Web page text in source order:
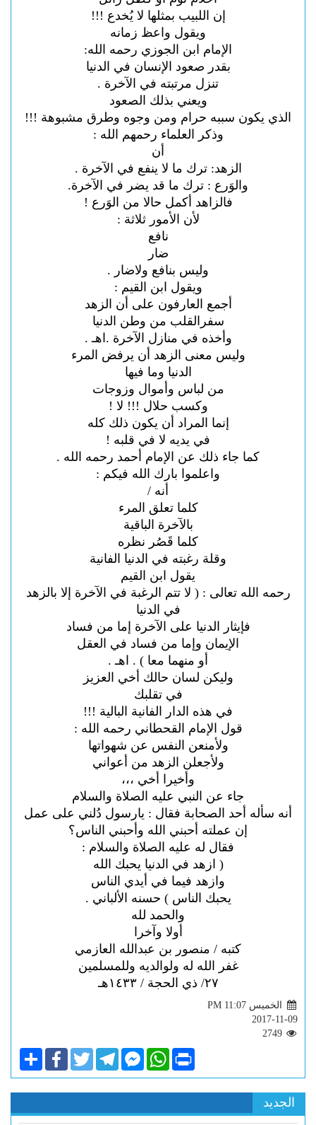
إن اللبيب بمثلها لا يُخدع !!!
ويقول واعظ زمانه
الإمام ابن الجوزي رحمه الله:
بقدر صعود الإنسان في الدنيا
تنزل مرتبته في الآخرة .
ويعني بذلك الصعود
الذي يكون سببه حرام ومن وجوه وطرق مشبوهة !!!
وذكر العلماء رحمهم الله :
أن
الزهد: ترك ما لا ينفع في الآخرة .
والوَرع : ترك ما قد يضر في الآخرة.
فالزاهد أكمل حالا من الوَرع !
لأن الأمور ثلاثة :
نافع
ضار
وليس بنافع ولاضار .
ويقول ابن القيم :
أجمع العارفون على أن الزهد
سفرالقلب من وطن الدنيا
وأخذه في منازل الآخرة .اهـ .
وليس معنى الزهد أن يرفض المرء
الدنيا وما فيها
من لباس وأموال وزوجات
وكسب حلال !!! لا !
إنما المراد أن يكون ذلك كله
في يديه لا في قلبه !
كما جاء ذلك عن الإمام أحمد رحمه الله .
واعلموا بارك الله فيكم :
أنه /
كلما تعلق المرء
بالآخرة الباقية
كلما قَصُر نظره
وقلة رغبته في الدنيا الفانية
يقول ابن القيم
رحمه الله تعالى : ( لا تتم الرغبة في الآخرة إلا بالزهد
في الدنيا
فإيثار الدنيا على الآخرة إما من فساد
الإيمان وإما من فساد في العقل
أو منهما معا ) . اهـ .
وليكن لسان حالك أخي العزيز
في تقلبك
في هذه الدار الفانية البالية !!!
قول الإمام القحطاني رحمه الله :
ولأمنعن النفس عن شهواتها
ولأجعلن الزهد من أعواني
وأخيرا أخي ،،،
جاء عن النبي عليه الصلاة والسلام
أنه سأله أحد الصحابة فقال : يارسول دُلني على عمل
إن عملته أحبني الله وأحبني الناس؟
فقال له عليه الصلاة والسلام :
( ازهد في الدنيا يحبك الله
وازهد فيما في أيدي الناس
يحبك الناس ) حسنه الألباني .
والحمد لله
أولا وآخرا
كتبه / منصور بن عبدالله العازمي
غفر الله له ولوالديه وللمسلمين
٢٧/ ذي الحجة / ١٤٣٣هـ
الخميس PM 11:07
2017-11-09
ShareFacebookTwitterTelegramFacebook
Messenger
WhatsApp Print
الجديد